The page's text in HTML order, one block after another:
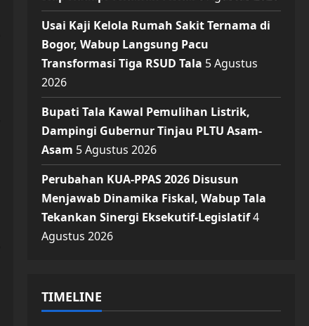
Usai Kaji Kelola Rumah Sakit Ternama di
Bogor, Wabup Langsung Pacu
Transformasi Tiga RSUD Tala 5 Agustus
2026
Bupati Tala Kawal Pemulihan Listrik,
Dampingi Gubernur Tinjau PLTU Asam-
Asam 5 Agustus 2026
Perubahan KUA-PPAS 2026 Disusun
Menjawab Dinamika Fiskal, Wabup Tala
Tekankan Sinergi Eksekutif-Legislatif4
Agustus 2026
TIMELINE